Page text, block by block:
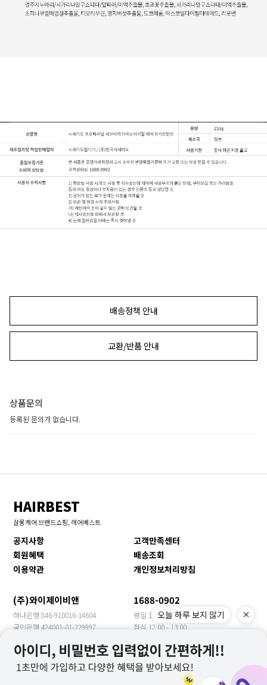
배송정책 안내
교환/반품 안내
상품문의
등록된 문의가 없습니다.
HAIRBEST
살롱케어 브랜드쇼핑, 헤어베스트
공지사항
고객만족센터
회원혜택
배송조회
이용약관
개인정보처리방침
(주)와이제이비앤 1688-0902
하나은행 846-910016-14604
국민은행 424001-01-229997
농협은행 355-0018-3149-63
우리은행 1005-901-399957
평일 10:00 - 17:00
점심 12:00 - 13:00
수출문의 YJBN MEET
오늘 하루 보지 않기